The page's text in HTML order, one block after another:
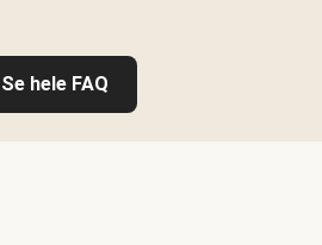
Se hele FAQ